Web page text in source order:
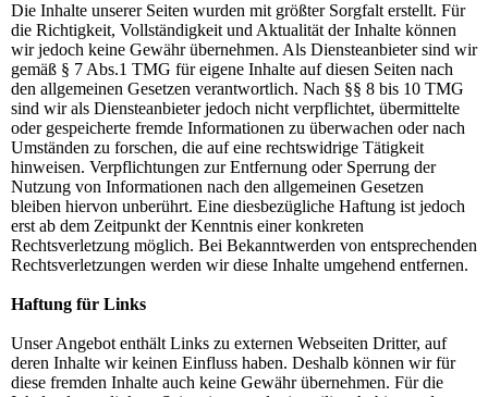
Die Inhalte unserer Seiten wurden mit größter Sorgfalt erstellt. Für
die Richtigkeit, Vollständigkeit und Aktualität der Inhalte können
wir jedoch keine Gewähr übernehmen. Als Diensteanbieter sind wir
gemäß § 7 Abs.1 TMG für eigene Inhalte auf diesen Seiten nach
den allgemeinen Gesetzen verantwortlich. Nach §§ 8 bis 10 TMG
sind wir als Diensteanbieter jedoch nicht verpflichtet, übermittelte
oder gespeicherte fremde Informationen zu überwachen oder nach
Umständen zu forschen, die auf eine rechtswidrige Tätigkeit
hinweisen. Verpflichtungen zur Entfernung oder Sperrung der
Nutzung von Informationen nach den allgemeinen Gesetzen
bleiben hiervon unberührt. Eine diesbezügliche Haftung ist jedoch
erst ab dem Zeitpunkt der Kenntnis einer konkreten
Rechtsverletzung möglich. Bei Bekanntwerden von entsprechenden
Rechtsverletzungen werden wir diese Inhalte umgehend entfernen.
Haftung für Links
Unser Angebot enthält Links zu externen Webseiten Dritter, auf
deren Inhalte wir keinen Einfluss haben. Deshalb können wir für
diese fremden Inhalte auch keine Gewähr übernehmen. Für die